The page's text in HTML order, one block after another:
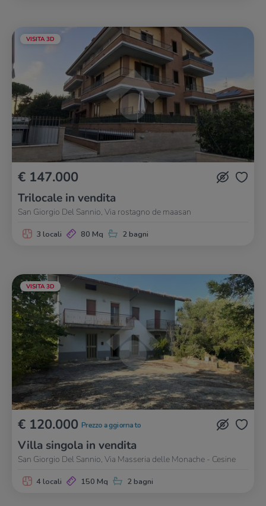
VISITA 3D
€ 147.000
Trilocale in vendita
San Giorgio Del Sannio, Via rostagno de maasan
3 locali 80 Mq 2 bagni
VISITA 3D
€ 120.000 Prezzo aggiornato
Villa singola in vendita
San Giorgio Del Sannio, Via Masseria delle Monache - Cesine
4 locali 150 Mq 2 bagni